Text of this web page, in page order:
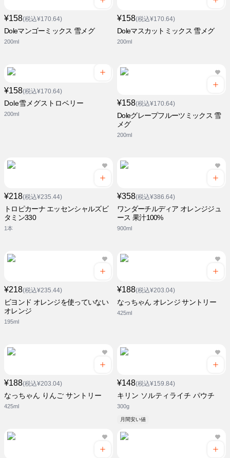
¥158(税込¥170.64)
Doleマンゴーミックス 雪メグ
200ml
¥158(税込¥170.64)
Doleマスカットミックス 雪メグ
200ml
¥158(税込¥170.64)
Dole雪メグストロベリー
200ml
¥158(税込¥170.64)
Doleグレープフルーツミックス 雪
メグ
200ml
¥218(税込¥235.44)
トロピカーナ エッセンシャルズビ
タミン330
1本
¥358(税込¥386.64)
ワンダーチルディア オレンジジュ
ース 果汁100%
900ml
¥218(税込¥235.44)
ビヨンド オレンジを使っていない
オレンジ
195ml
¥188(税込¥203.04)
なっちゃん オレンジ サントリー
425ml
¥188(税込¥203.04)
なっちゃん りんご サントリー
425ml
¥148(税込¥159.84)
キリン ソルティライチ パウチ
300g
月間安い値